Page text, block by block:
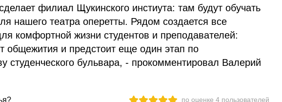
филиал Щукинского инстиута: там будут обучать
нашего театра оперетты. Рядом создается все
комфортной жизни студентов и преподавателей:
общежития и предстоит еще один этап по
студенческого бульвара, - прокомментировал Валерий
по оценке 4 пользователей